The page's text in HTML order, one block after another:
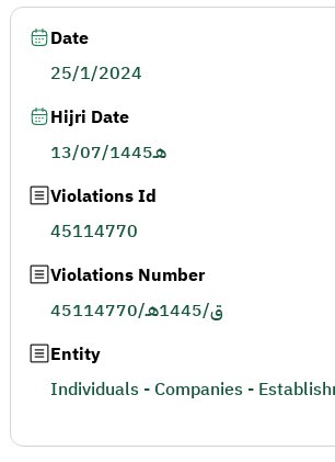
Date
25/1/2024
Hijri Date
13/07/1445هـ
Violations Id
45114770
Violations Number
45114770/ق/1445هـ
Entity
Individuals - Companies -